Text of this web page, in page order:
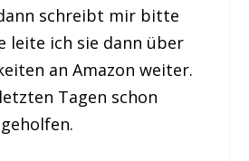
schreibt mir bitte
leite ich sie dann über
an Amazon weiter.
Tagen schon